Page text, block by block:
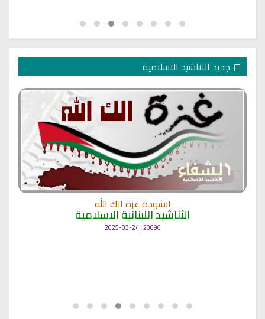
جديد الاناشيد الاسلامية
انشودة غزة الك الله
الأناشيد اللبنانية الاسلامية
20696 | 2025-03-24